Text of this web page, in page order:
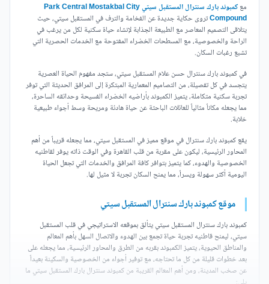
مع
كمبوند بارك سنترال المستقبل سيتي Park Central Mostakbal City
Compoundتروى حكاية جديدة عن الفخامة والترف في المستقبل سيتي، حيث
يتلاقى التصميم المعاصر مع الطبيعة الجذابة لإنشاء حياة سكنية لكل من يرغب في
الراحة والخصوصية، مع المسطحات الخضراء المفتوحة مع الخدمات الحصرية التي
تشبع رغبات السكان.
في كمبوند بارك سنترال حسن علام المستقبل سيتي، ستجد مفهوم الحياة العصرية
يتجسد في كل تفصيلة، من التصاميم المعمارية المبتكرة إلى المرافق الحديثة التي توفر
تجربة سكنية متكاملة، يتميز الكمبوند بأراضيه الخضراء الفسيحة وحدائقه الساحرة،
مما يجعله مكاناً مثالياً للعائلات الباحثة عن حياة هادئة ومريحة وسط أجواء طبيعية
خلابة.
يقع كمبوند بارك سنترال في موقع مميز في المستقبل سيتي، مما يجعله قريباً من أهم
المحاور الرئيسية، ليكون على مقربة من قلب القاهرة وفي الوقت ذاته يوفر لقاطنيه
الخصوصية والهدوء، كما يتميز بتوافر كافة المرافق والخدمات التي تجعل الحياة
اليومية أكثر سهولة ويسراً، مما يمنح السكان تجربة لا مثيل لها.
موقع كمبوند بارك سنترال المستقبل سيتي
كمبوند بارك سنترال المستقبل سيتي يتألق بموقعه الاستراتيجي في قلب المستقبل
سيتي، ليمنح قاطنيه تجربة حياة تجمع بين الهدوء والاتصال السهل بأهم المعالم
والمناطق الحيوية، يتميز الكمبوند بقربه من الطرق والمحاور الرئيسية، مما يجعله على
بعد خطوات قليلة من كل ما تحتاجه، مع توفير أجواء من الخصوصية والسكينة بعيداً
عن صخب المدينة، ومن أهم المعالم القريبة من كمبوند سنترال بارك المستقبل سيتي ما